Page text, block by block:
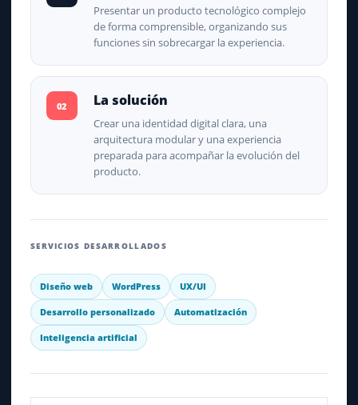
Presentar un producto tecnológico complejo
de forma comprensible, organizando sus
funciones sin sobrecargar la experiencia.
02 La solución
Crear una identidad digital clara, una
arquitectura modular y una experiencia
preparada para acompañar la evolución del
producto.
SERVICIOS DESARROLLADOS
Diseño web WordPress UX/UI
Desarrollo personalizado Automatización
Inteligencia artificial